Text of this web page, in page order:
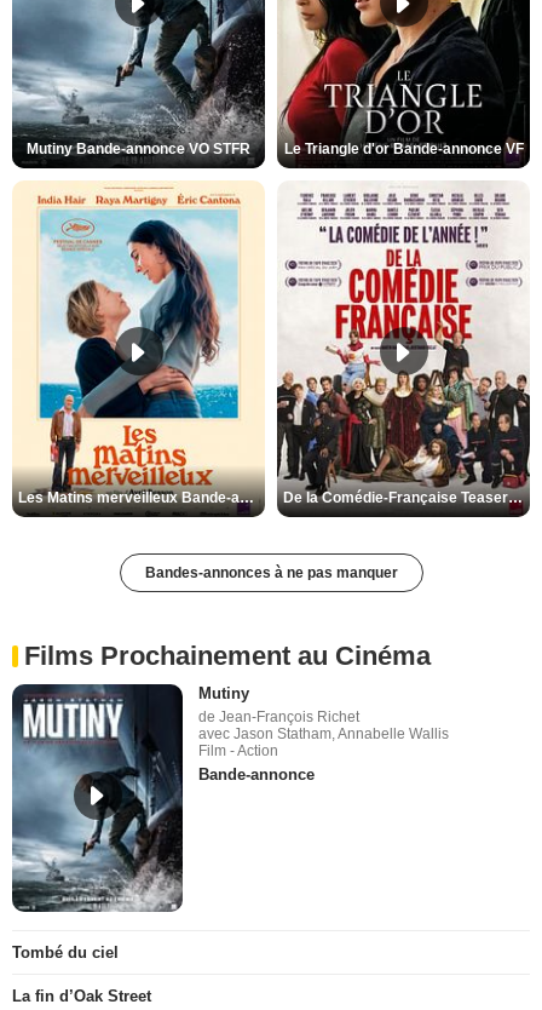
Mutiny Bande-annonce VO STFR Le Triangle d'or Bande-annonce VF
Les Matins merveilleux Bande-annonce VF De la Comédie-Française Teaser VF
Bandes-annonces à ne pas manquer
Films Prochainement au Cinéma
Mutiny
de Jean-François Richet
avec Jason Statham, Annabelle Wallis
Film - Action
Bande-annonce
Tombé du ciel
La fin d’Oak Street